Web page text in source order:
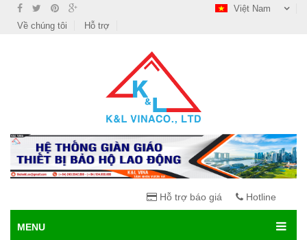
Việt Nam
Về chúng tôi
Hỗ trợ
Hỗ trợ báo giá Hotline
MENU